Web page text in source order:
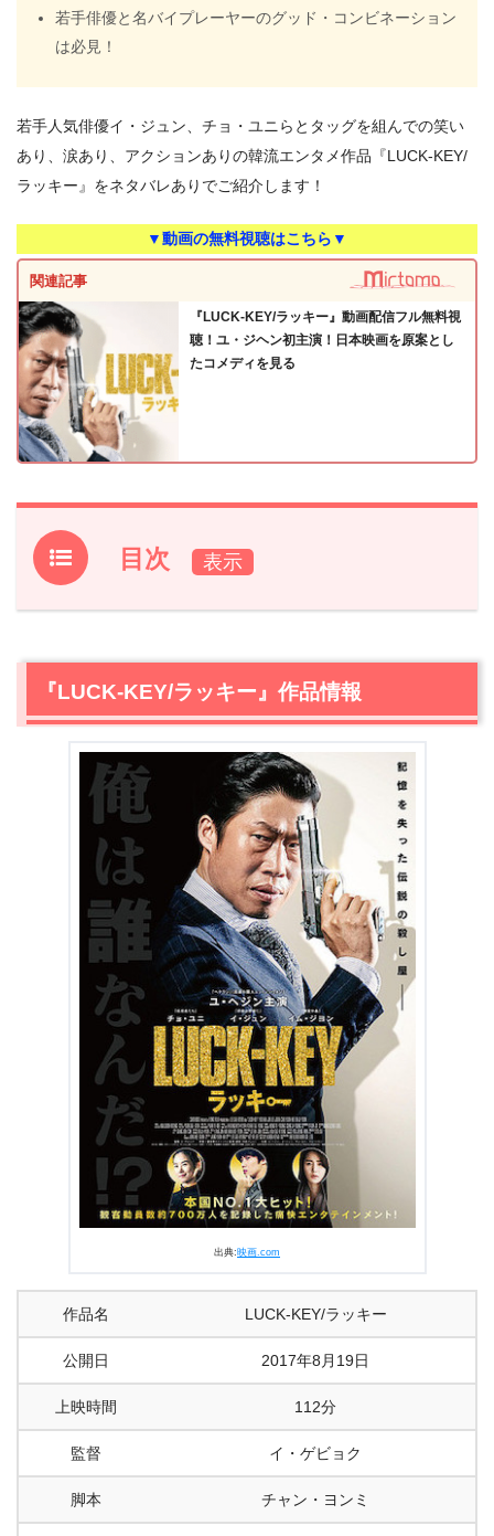
若手俳優と名バイプレーヤーのグッド・コンビネーション
は必見！
若手人気俳優イ・ジュン、チョ・ユニらとタッグを組んでの笑い
あり、涙あり、アクションありの韓流エンタメ作品『LUCK-KEY/
ラッキー』をネタバレありでご紹介します！
▼動画の無料視聴はこちら▼
関連記事
『LUCK-KEY/ラッキー』動画配信フル無料視
聴！ユ・ジヘン初主演！日本映画を原案とし
たコメディを見る
目次
1.『LUCK-KEY/ラッキー』作品情報
2.1ユ・ヘジン / 役:ヒョンウク
2.2イ・ジュン / 役:ジェソン
【ネタバレ】『LUCK-KEY/ラッキー』あらすじ・感想
ファン待望！名バイプレーヤーのユ・ヘジン主演作品
テンポが良く、楽しく観ることができた！
3.3 『LUCK-KEY/ラッキー』の気になる結末
3.4日本版『鍵泥棒のメソッド』
『LUCK-KEY/ラッキー』あらすじ・ネタバレ感想まと
『LUCK-KEY/ラッキー』作品情報
出典:映画.com
作品名 LUCK-KEY/ラッキー
公開日 2017年8月19日
上映時間 112分
監督 イ・ゲビョク
脚本 チャン・ヨンミ